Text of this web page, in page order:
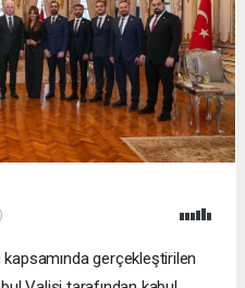
gerçekleştirilen